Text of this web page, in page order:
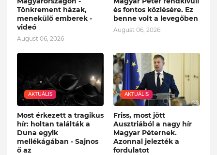
Tönkrement házak,
menekülő emberek -
videó
August 06, 2026
és fontos közlésére. Ez
benne volt a levegőben
August 06, 2026
AKTUÁLIS
Most érkezett a tragikus
hír: holtan találták a
Duna egyik
mellékágában - Sajnos
ő az
AKTUÁLIS
Friss, most jött
Ausztriából a nagy hír
Magyar Péternek.
Azonnal jelezték a
fordulatot